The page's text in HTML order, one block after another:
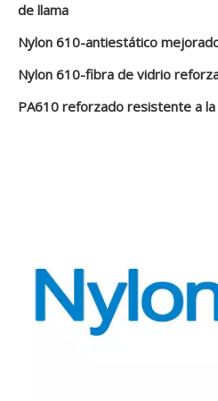
de llama
Nylon 610-antiestático
Nylon 610-fibra de vidrio
PA610 reforzado resistente a